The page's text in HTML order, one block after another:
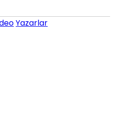
Yazarlar